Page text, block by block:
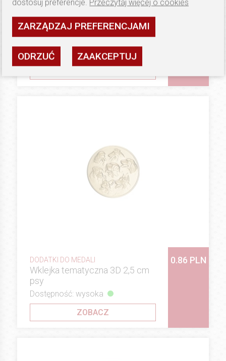
DODATKI DO MEDALI
Wklejka tematyczna 3D 2,5 cm
II miejsce
Dostępność: wysoka
DODATKI DO MEDALI
Wklejka tematyczna 3D 2,5 cm
psy
0.86 PLN
Dostępność: wysoka
ZOBACZ
dostosuj preferencje. Przeczytaj więcej o cookies
ZARZĄDZAJ PREFERENCJAMI
ODRZUĆ ZAAKCEPTUJ